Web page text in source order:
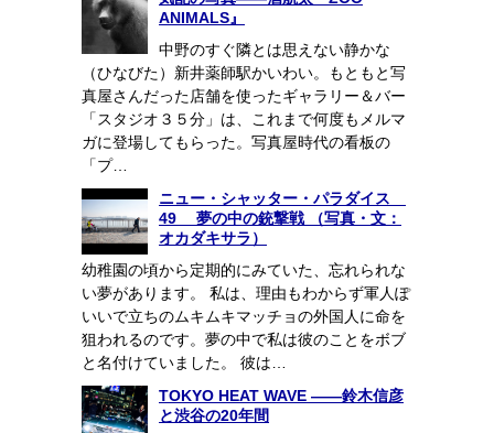
ANIMALS』
中野のすぐ隣とは思えない静かな
（ひなびた）新井薬師駅かいわい。もともと写
真屋さんだった店舗を使ったギャラリー＆バー
「スタジオ３５分」は、これまで何度もメルマ
ガに登場してもらった。写真屋時代の看板の
「プ…
ニュー・シャッター・パラダイス
49 夢の中の銃撃戦 （写真・文：
オカダキサラ）
幼稚園の頃から定期的にみていた、忘れられな
い夢があります。 私は、理由もわからず軍人ぽ
いいで立ちのムキムキマッチョの外国人に命を
狙われるのです。夢の中で私は彼のことをボブ
と名付けていました。 彼は…
TOKYO HEAT WAVE ――鈴木信彦
と渋谷の20年間